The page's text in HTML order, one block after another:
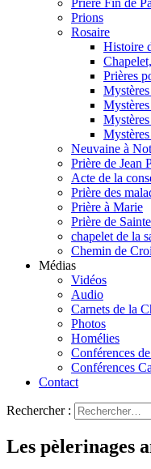
Prions
Rosaire
Histoire
Prières
Neuvaine à
Prière de Jean
Acte de la
Prière des
Prière à Marie
Prière de
chapelet de la
Chemin de
Médias
Vidéos
Audio
Carnets de la
Photos
Homélies
Conférences
Conférences
Contact
Rechercher :
Les pèlerinages